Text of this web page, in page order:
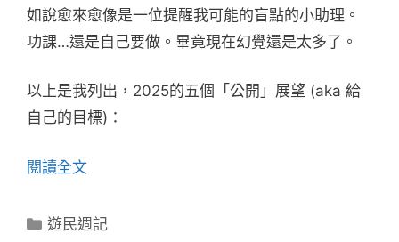
如說愈來愈像是一位提醒我可能的盲點的小助理。
功課…還是自己要做。畢竟現在幻覺還是太多了。
以上是我列出，2025的五個「公開」展望 (aka 給
自己的目標)：
閱讀全文
分
遊民週記